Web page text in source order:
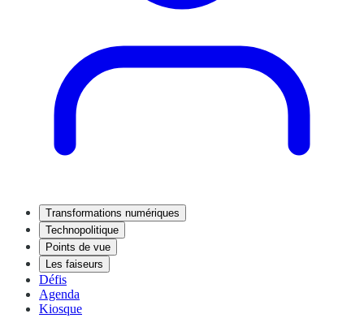
Transformations numériques
Technopolitique
Points de vue
Les faiseurs
Défis
Agenda
Kiosque